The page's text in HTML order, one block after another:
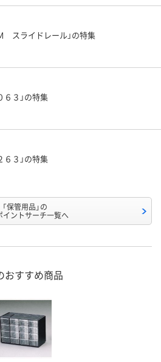
スライドレール」の特集
６３」の特集
６３」の特集
「保管用品」の
イントサーチ一覧へ
おすすめ商品